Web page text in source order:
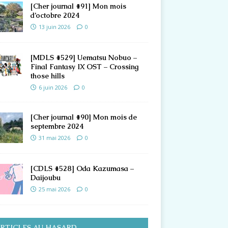
[Cher journal #91] Mon mois
d’octobre 2024
13 juin 2026 0
[MDLS #529] Uematsu Nobuo –
Final Fantasy IX OST – Crossing
those hills
6 juin 2026 0
[Cher journal #90] Mon mois de
septembre 2024
31 mai 2026 0
[CDLS #528] Oda Kazumasa –
Daijoubu
25 mai 2026 0